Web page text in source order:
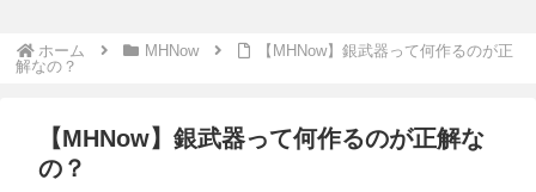
ホーム MHNow
【MHNow】銀武器って何作るのが正
解なの？
【MHNow】銀武器って何作るのが正解な
の？